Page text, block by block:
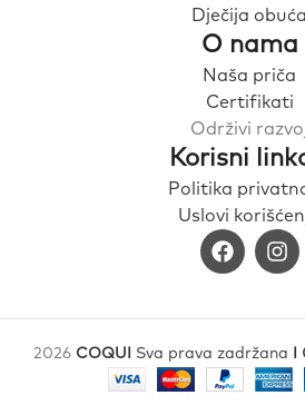
Dječija obuća
O nama
Naša priča
Certifikati
Održivi
Korisni
Politika
Uslovi
2026 COQUI Sva prava zadržana I